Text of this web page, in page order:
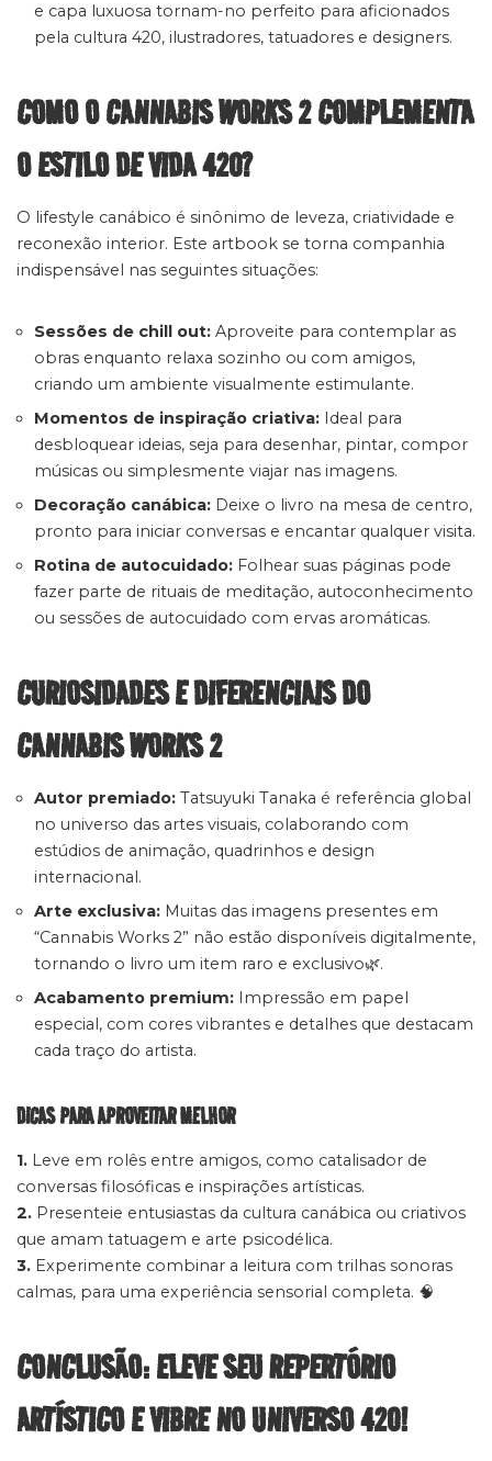
e capa luxuosa tornam-no perfeito para aficionados
pela cultura 420, ilustradores, tatuadores e designers.
COMO O CANNABIS WORKS 2 COMPLEMENTA
O ESTILO DE VIDA 420?
O lifestyle canábico é sinônimo de leveza, criatividade e
reconexão interior. Este artbook se torna companhia
indispensável nas seguintes situações:
Sessões de chill out: Aproveite para contemplar as
obras enquanto relaxa sozinho ou com amigos,
criando um ambiente visualmente estimulante.
Momentos de inspiração criativa: Ideal para
desbloquear ideias, seja para desenhar, pintar, compor
músicas ou simplesmente viajar nas imagens.
Decoração canábica: Deixe o livro na mesa de centro,
pronto para iniciar conversas e encantar qualquer visita.
Rotina de autocuidado: Folhear suas páginas pode
fazer parte de rituais de meditação, autoconhecimento
ou sessões de autocuidado com ervas aromáticas.
CURIOSIDADES E DIFERENCIAIS DO
CANNABIS WORKS 2
Autor premiado: Tatsuyuki Tanaka é referência global
no universo das artes visuais, colaborando com
estúdios de animação, quadrinhos e design
internacional.
Arte exclusiva: Muitas das imagens presentes em
“Cannabis Works 2” não estão disponíveis digitalmente,
tornando o livro um item raro e exclusivo🌿.
Acabamento premium: Impressão em papel
especial, com cores vibrantes e detalhes que destacam
cada traço do artista.
DICAS PARA APROVEITAR MELHOR
1. Leve em rolês entre amigos, como catalisador de
conversas filosóficas e inspirações artísticas.
2. Presenteie entusiastas da cultura canábica ou criativos
que amam tatuagem e arte psicodélica.
3. Experimente combinar a leitura com trilhas sonoras
calmas, para uma experiência sensorial completa. 🧠
CONCLUSÃO: ELEVE SEU REPERTÓRIO
ARTÍSTICO E VIBRE NO UNIVERSO 420!